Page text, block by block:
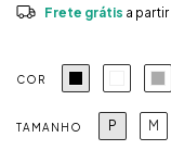
Frete grátis a
COR
TAMANHO P M